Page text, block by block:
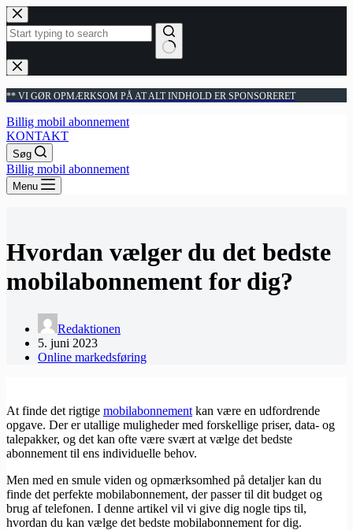
Fortsæt
til
indhold
Ingen
resultater
** VI GØR OPMÆRKSOM PÅ AT ALT INDHOLD ER SPONSORERET
Billig mobil abonnement
KONTAKT
Søg
Billig mobil abonnement
Menu
Hvordan vælger du det bedste
mobilabonnement for dig?
Redaktionen
5. juni 2023
Online markedsføring
At finde det rigtige mobilabonnement kan være en udfordrende
opgave. Der er utallige muligheder med forskellige priser, data- og
talepakker, og det kan ofte være svært at vælge det bedste
abonnement til ens individuelle behov.
Men med en smule viden og opmærksomhed på detaljer kan du
finde det perfekte mobilabonnement, der passer til dit budget og
brug af telefonen. I denne artikel vil vi give dig nogle tips til,
hvordan du kan vælge det bedste mobilabonnement for dig.